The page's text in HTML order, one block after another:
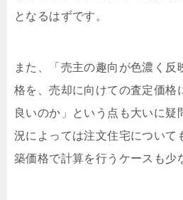
となるはずです。
また、「売主の趣向が色濃く反
格を、売却に向けての査定価格
良いのか」という点も大いに疑
況によっては注文住宅について
築価格で計算を行うケースも少